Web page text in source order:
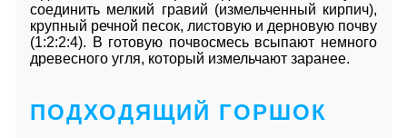
соединить мелкий гравий (измельченный кирпич),
крупный речной песок, листовую и дерновую почву
(1:2:2:4). В готовую почвосмесь всыпают немного
древесного угля, который измельчают заранее.
ПОДХОДЯЩИЙ ГОРШОК